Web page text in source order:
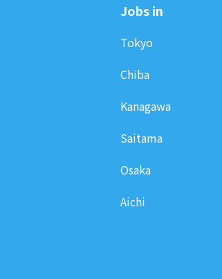
Jobs in
Tokyo
Chiba
Kanagawa
Saitama
Osaka
Aichi